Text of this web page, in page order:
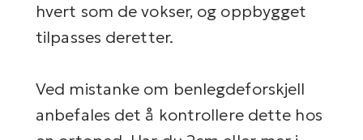
hvert som de vokser, og oppbygget
tilpasses deretter.
Ved mistanke om benlegdeforskjell
anbefales det å kontrollere dette hos